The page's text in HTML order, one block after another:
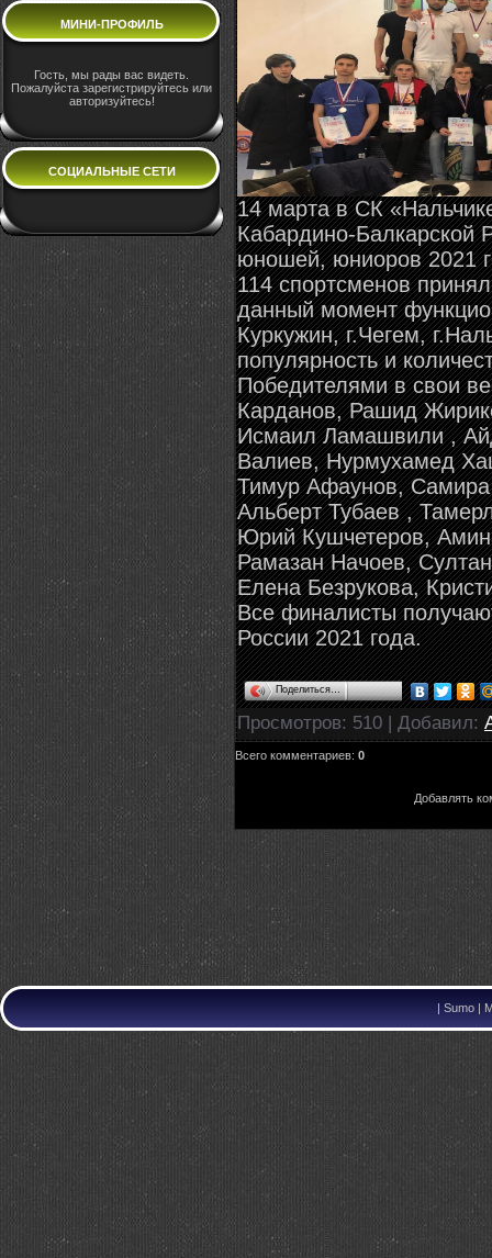
МИНИ-ПРОФИЛЬ
Гость, мы рады вас видеть.
Пожалуйста зарегистрируйтесь или
авторизуйтесь!
СОЦИАЛЬНЫЕ СЕТИ
14 марта в СК
Кабардино-Балкарской
юношей, юниоров 2021
114 спортсменов
данный момент
Куркужин, г.Чегем,
популярность и
Победителями в свои
Карданов, Рашид
Исмаил Ламашвили ,
Валиев, Нурмухамед
Тимур Афаунов,
Альберт Тубаев ,
Юрий Кушчетеров,
Рамазан Начоев,
Елена Безрукова,
Все финалисты
России 2021 года.
Поделиться…
Просмотров: 510 | Добавил:
Всего комментариев: 0
Добавлять
| Sumo |